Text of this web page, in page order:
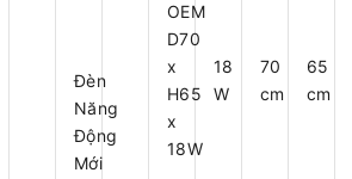
Đèn
Năng
Động
Mới
OEM
D70
x
H65
x
18W
18
W
70
cm
65
cm